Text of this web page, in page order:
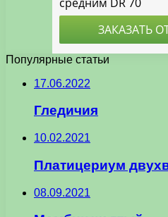
Популярные статьи
17.06.2022
Гледичия
10.02.2021
Платицериум
08.09.2021